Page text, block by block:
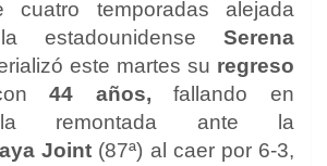
cuatro temporadas alejada
estadounidense Serena
este martes su regreso
44 años,fallando en
la remontada ante la
Joint (87ª) al caer por 6-3,